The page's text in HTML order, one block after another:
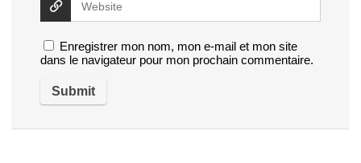
Enregistrer mon nom, mon e-mail et mon site
dans le navigateur pour mon prochain commentaire.